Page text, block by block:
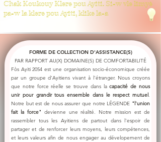
Chak Koukouy Klere pou Ayiti. Si-w vle limyè
pa-w la klere pou Ayiti, klike la-a
Fòs Ayiti 2054 est une organisation socio-économique créée
par un groupe d'Ayitiens vivant à l'étranger. Nous croyons
que notre force réelle se trouve dans lacapacité de nous
unir pour grandir tous ensemble dans le respect mutuel.
Notre but est de nous assurer que notre LÉGENDE "l'union
fait la force" devienne une réalité. Notre mission est de
rassembler tous les Ayitiens de partout dans l'espoir de
partager et de renforcer leurs moyens, leurs compétences,
et leurs valeurs afin de nous engager au dévelopement de
FORME DE COLLECTION D'ASSISTANCE(S)
PAR RAPPORT AU(X) DOMAINE(S) DE COMFORTABILITÉ